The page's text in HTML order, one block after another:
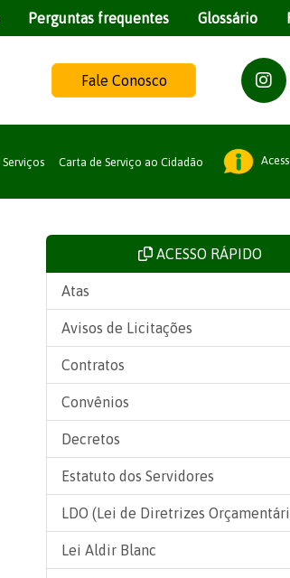
Perguntas frequentes Glossário
Fale Conosco
Serviços Carta de Serviço ao Cidadão
ACESSO RÁPIDO
Atas
Avisos de Licitações
Contratos
Convênios
Decretos
Estatuto dos Servidores
LDO (Lei de Diretrizes
Lei Aldir Blanc